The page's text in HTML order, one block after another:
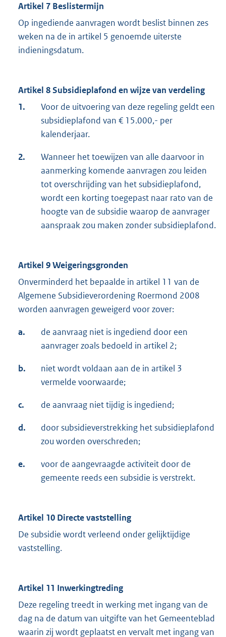
Artikel 7 Beslistermijn
Op ingediende aanvragen wordt beslist binnen zes
weken na de in artikel 5 genoemde uiterste
indieningsdatum.
Artikel 8 Subsidieplafond en wijze van verdeling
1.
Voor de uitvoering van deze regeling geldt een
subsidieplafond van € 15.000,- per
kalenderjaar.
2.
Wanneer het toewijzen van alle daarvoor in
aanmerking komende aanvragen zou leiden
tot overschrijding van het subsidieplafond,
wordt een korting toegepast naar rato van de
hoogte van de subsidie waarop de aanvrager
aanspraak zou maken zonder subsidieplafond.
Artikel 9 Weigeringsgronden
Onverminderd het bepaalde in artikel 11 van de
Algemene Subsidieverordening Roermond 2008
worden aanvragen geweigerd voor zover:
a.
de aanvraag niet is ingediend door een
aanvrager zoals bedoeld in artikel 2;
b.
niet wordt voldaan aan de in artikel 3
vermelde voorwaarde;
c. de aanvraag niet tijdig is ingediend;
d.
door subsidieverstrekking het subsidieplafond
zou worden overschreden;
e.
voor de aangevraagde activiteit door de
gemeente reeds een subsidie is verstrekt.
Artikel 10 Directe vaststelling
De subsidie wordt verleend onder gelijktijdige
vaststelling.
Artikel 11 Inwerkingtreding
Deze regeling treedt in werking met ingang van de
dag na de datum van uitgifte van het Gemeenteblad
waarin zij wordt geplaatst en vervalt met ingang van